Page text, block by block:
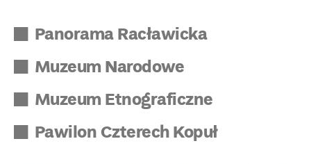
Panorama Racławicka
Muzeum Narodowe
Muzeum Etnograficzne
Pawilon Czterech Kopuł